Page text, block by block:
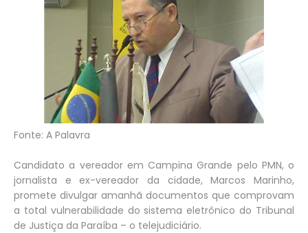
Fonte: A Palavra
Candidato a vereador em Campina Grande pelo PMN, o
jornalista e ex-vereador da cidade, Marcos Marinho,
promete divulgar amanhã documentos que comprovam
a total vulnerabilidade do sistema eletrônico do Tribunal
de Justiça da Paraíba – o telejudiciário.